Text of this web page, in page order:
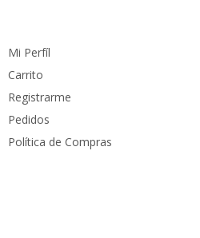
Mi Perfíl
Carrito
Registrarme
Pedidos
Política de Compras